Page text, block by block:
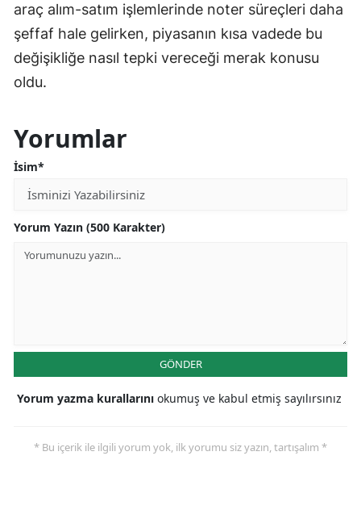
araç alım-satım işlemlerinde noter süreçleri daha
şeffaf hale gelirken, piyasanın kısa vadede bu
değişikliğe nasıl tepki vereceği merak konusu
oldu.
Yorumlar
İsim*
Yorum Yazın (500 Karakter)
GÖNDER
Yorum yazma kurallarını okumuş ve kabul etmiş sayılırsınız
* Bu içerik ile ilgili yorum yok, ilk yorumu siz yazın, tartışalım *